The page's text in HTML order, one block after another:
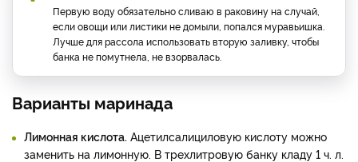
Первую воду обязательно сливаю в раковину на случай,
если овощи или листики не домыли, попался муравьишка.
Лучше для рассола использовать вторую заливку, чтобы
банка не помутнела, не взорвалась.
Варианты маринада
Лимонная кислота. Ацетилсалициловую кислоту можно
заменить на лимонную. В трехлитровую банку кладу 1 ч. л.